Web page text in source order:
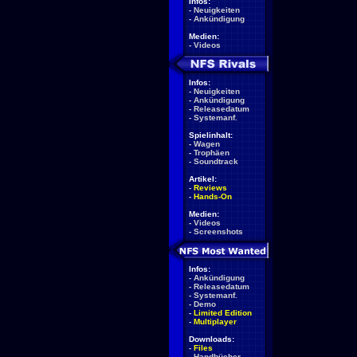
- Neuigkeiten
- Ankündigung
Medien:
- Videos
Infos:
- Neuigkeiten
- Ankündigung
- Releasedatum
- Systemanf.
Spielinhalt:
- Wagen
- Trophäen
- Soundtrack
Artikel:
- Reviews
- Hands-On
Medien:
- Videos
- Screenshots
Infos:
- Ankündigung
- Releasedatum
- Systemanf.
- Demo
- Limited Edition
- Multiplayer
Downloads:
- Files